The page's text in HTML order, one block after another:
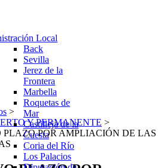
Local
Back
Sevilla
Jerez de la
Frontera
Marbella
Roquetas de
Mar
Castilleja de la
Cuesta
Coria del Río
Los Palacios
>
Y PERMANENTE >
PLAZO POR AMPLIACIÓN DE LAS